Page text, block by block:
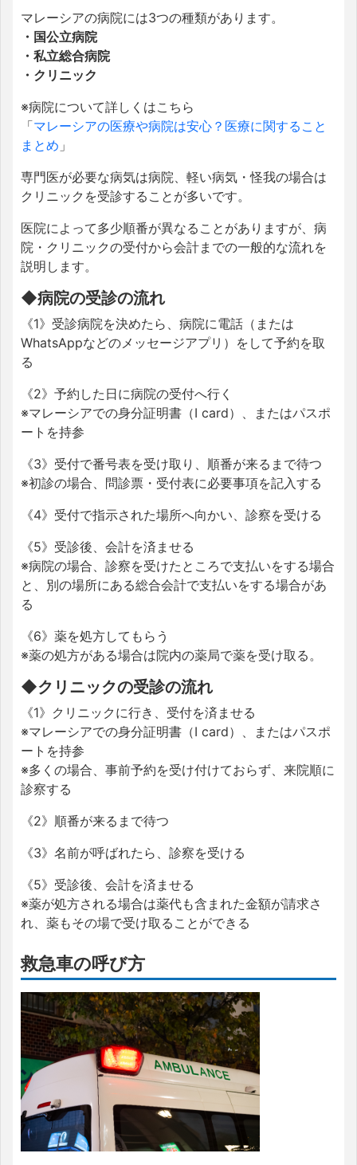
マレーシアの病院には3つの種類があります。
・国公立病院
・私立総合病院
・クリニック
※病院について詳しくはこちら
「マレーシアの医療や病院は安心？医療に関すること
まとめ 」
専門医が必要な病気は病院、軽い病気・怪我の場合は
クリニックを受診することが多いです。
医院によって多少順番が異なることがありますが、病
院・クリニックの受付から会計までの一般的な流れを
説明します。
◆病院の受診の流れ
《1》受診病院を決めたら、病院に電話（または
WhatsAppなどのメッセージアプリ）をして予約を取
る
《2》予約した日に病院の受付へ行く
※マレーシアでの身分証明書（I card）、またはパスポ
ートを持参
《3》受付で番号表を受け取り、順番が来るまで待つ
※初診の場合、問診票・受付表に必要事項を記入する
《4》受付で指示された場所へ向かい、診察を受ける
《5》受診後、会計を済ませる
※病院の場合、診察を受けたところで支払いをする場合
と、別の場所にある総合会計で支払いをする場合があ
る
《6》薬を処方してもらう
※薬の処方がある場合は院内の薬局で薬を受け取る。
◆クリニックの受診の流れ
《1》クリニックに行き、受付を済ませる
※マレーシアでの身分証明書（I card）、またはパスポ
ートを持参
※多くの場合、事前予約を受け付けておらず、来院順に
診察する
《2》順番が来るまで待つ
《3》名前が呼ばれたら、診察を受ける
《5》受診後、会計を済ませる
※薬が処方される場合は薬代も含まれた金額が請求さ
れ、薬もその場で受け取ることができる
救急車の呼び方